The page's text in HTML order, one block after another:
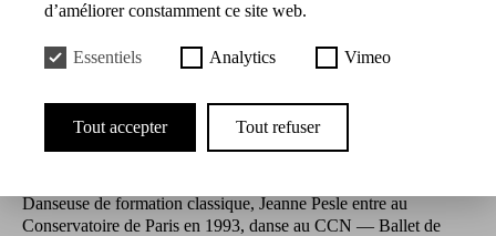
Présentation
Danseuse de formation classique, Jeanne Pesle entre au
Conservatoire de Paris en 1993, danse au CCN — Ballet de
d’améliorer constamment ce site web.
Essentiels Analytics Vimeo
Tout accepter Tout refuser